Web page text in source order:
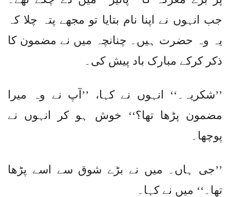
جب انہوں نے اپنا نام بتایا تو مجھے پتہ چلا کہ
یہ وہ حضرت ہیں۔ چنانچہ میں نے مضمون کا
ذکر کرکے مبارک باد پیش کی۔
’’شکریہ۔‘‘ انہوں نے کہا، ’’آپ نے وہ میرا
مضمون پڑھا تھا؟‘‘ خوش ہو کر انہوں نے
پوچھا۔
’’جی ہاں۔ میں نے بڑے شوق سے اسے پڑھا
تھا۔‘‘ میں نے کہا۔